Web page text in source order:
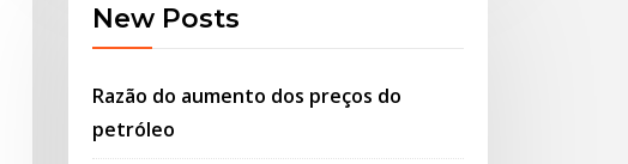
New Posts
Razão do aumento dos preços do
petróleo